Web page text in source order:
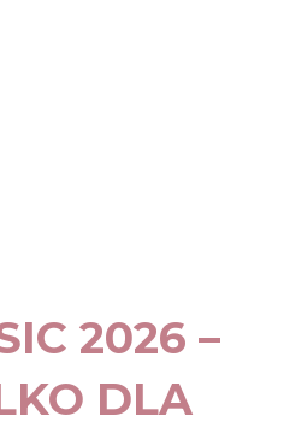
2026 –
DLA